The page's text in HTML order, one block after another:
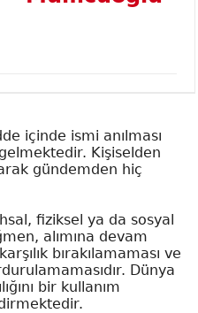
içinde ismi anılması
Kişiselden
gündemden hiç
fiziksel ya da sosyal
alımına devam
bırakılamaması ve
Dünya
bir kullanım